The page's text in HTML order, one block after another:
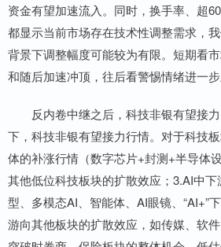
资金有望加速流入。同时，换手率、超
都显示当前市场存在技术性调整需求，
背景下调整幅度可能较为有限。短期看
和随后加速冲顶，往后看警惕情绪进一步
反内卷中继之后，科技非银有望接力
下，科技非银有望接力行情。对于科技
体的补涨行情（数字芯片+封测+半导体
其他低位科技板块的扩散效应；3.AI中
型、多模态AI、智能体、AI眼镜、“AI+”
游向其他板块的扩散效应，如传媒、软